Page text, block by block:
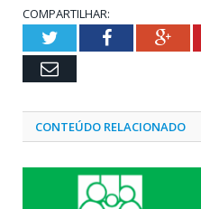
COMPARTILHAR:
TwitterFacebook
Email
CONTEÚDO RELACIONADO